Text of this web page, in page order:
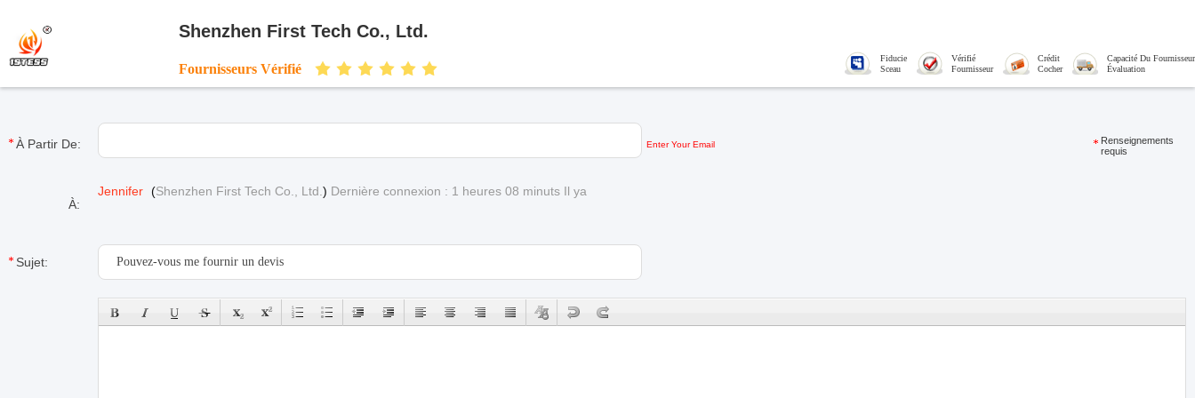
Shenzhen First Tech Co., Ltd.
Fournisseurs Vérifié
Fiducie
Sceau
Vérifié
Fournisseur
Crédit
Cocher
Capacité Du Fournisseur
Évaluation
À Partir De: Enter Your Email
Renseignements
requis
À:
Jennifer (Shenzhen First Tech Co., Ltd. ) Dernière connexion : 1 heures 08 minuts Il ya
Sujet: